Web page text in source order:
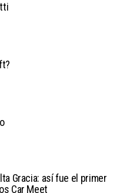
Gracia: así fue el primer
Car Meet